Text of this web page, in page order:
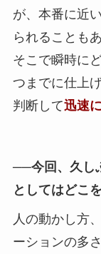
が、本番に近
られることも
そこで瞬時に
つまでに仕上
判断して迅速
──今回、久し
としてはどこ
人の動かし方
ーションの多